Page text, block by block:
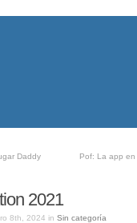
Daddy
Pof: La app
2021
8th, 2024 in Sin categoría